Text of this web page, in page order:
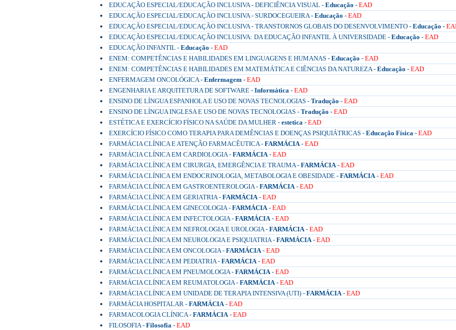
EDUCAÇÃO ESPECIAL/EDUCAÇÃO INCLUSIVA - DEFICIÊNCIA VISUAL - Educação - EAD
EDUCAÇÃO ESPECIAL/EDUCAÇÃO INCLUSIVA - SURDOCEGUEIRA - Educação - EAD
EDUCAÇÃO ESPECIAL/EDUCAÇÃO INCLUSIVA - TRANSTORNOS GLOBAIS DO DESENVOLVIMENTO - Educação -
EDUCAÇÃO ESPECIAL/EDUCAÇÃO INCLUSIVA: DA EDUCAÇÃO INFANTIL À UNIVERSIDADE - Educação - EAD
EDUCAÇÃO INFANTIL - Educação - EAD
ENEM: COMPETÊNCIAS E HABILIDADES EM LINGUAGENS E HUMANAS - Educação - EAD
ENEM: COMPETÊNCIAS E HABILIDADES EM MATEMÁTICA E CIÊNCIAS DA NATUREZA - Educação - EAD
ENFERMAGEM ONCOLÓGICA - Enfermagem - EAD
ENGENHARIA E ARQUITETURA DE SOFTWARE - Informática - EAD
ENSINO DE LÍNGUA ESPANHOLA E USO DE NOVAS TECNOLOGIAS - Tradução - EAD
ENSINO DE LÍNGUA INGLESA E USO DE NOVAS TECNOLOGIAS - Tradução - EAD
ESTÉTICA E EXERCÍCIO FÍSICO NA SAÚDE DA MULHER - estetica - EAD
EXERCÍCIO FÍSICO COMO TERAPIA PARA DEMÊNCIAS E DOENÇAS PSIQUIÁTRICAS - Educação Física - EAD
FARMÁCIA CLÍNICA E ATENÇÃO FARMACÊUTICA - FARMÁCIA- EAD
FARMÁCIA CLÍNICA EM CARDIOLOGIA - FARMÁCIA- EAD
FARMÁCIA CLÍNICA EM CIRURGIA, EMERGÊNCIA E TRAUMA - FARMÁCIA- EAD
FARMÁCIA CLÍNICA EM ENDOCRINOLOGIA, METABOLOGIA E OBESIDADE - FARMÁCIA- EAD
FARMÁCIA CLÍNICA EM GASTROENTEROLOGIA - FARMÁCIA- EAD
FARMÁCIA CLÍNICA EM GERIATRIA - FARMÁCIA- EAD
FARMÁCIA CLÍNICA EM GINECOLOGIA - FARMÁCIA- EAD
FARMÁCIA CLÍNICA EM INFECTOLOGIA - FARMÁCIA- EAD
FARMÁCIA CLÍNICA EM NEFROLOGIA E UROLOGIA - FARMÁCIA- EAD
FARMÁCIA CLÍNICA EM NEUROLOGIA E PSIQUIATRIA - FARMÁCIA- EAD
FARMÁCIA CLÍNICA EM ONCOLOGIA - FARMÁCIA- EAD
FARMÁCIA CLÍNICA EM PEDIATRIA - FARMÁCIA- EAD
FARMÁCIA CLÍNICA EM PNEUMOLOGIA - FARMÁCIA- EAD
FARMÁCIA CLÍNICA EM REUMATOLOGIA - FARMÁCIA- EAD
FARMÁCIA CLÍNICA EM UNIDADE DE TERAPIA INTENSIVA (UTI) - FARMÁCIA- EAD
FARMÁCIA HOSPITALAR - FARMÁCIA- EAD
FARMACOLOGIA CLÍNICA - FARMÁCIA- EAD
FILOSOFIA - Filosofia - EAD